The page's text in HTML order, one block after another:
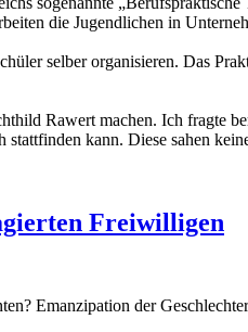
die Jugendlichen in
selber organisieren. Das
Rawert machen. Ich fragte
kann. Diese sahen
Freiwilligen
Emanzipation der